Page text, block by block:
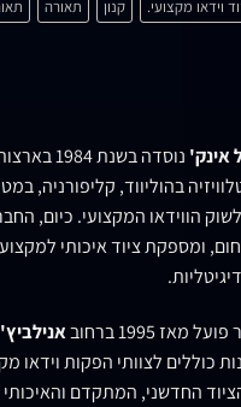
וידאו מקצועי. קנון תאורה
אינק'
נוסדה בשנת
בהוליווד, קליפורניה,
הווידאו המקצועי. כיום,
ומספקת ציוד איכותי
1995 ברחוב אנילביץ' 60, תל אביב
כוללים לצוותי הפקות וידאו
החדשני, המתקדם והאיכותי